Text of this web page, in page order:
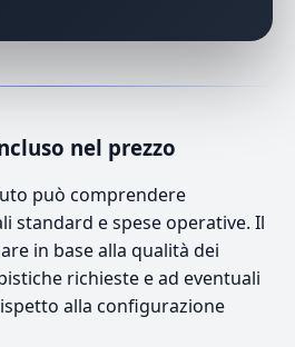
nel prezzo
può comprendere
standard e spese operative. Il
in base alla qualità dei
richieste e ad eventuali
alla configurazione